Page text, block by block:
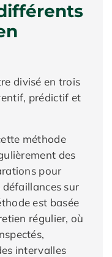
divisé en trois
prédictif et
méthode
des
pour
sur
est basée
régulier, où
intervalles